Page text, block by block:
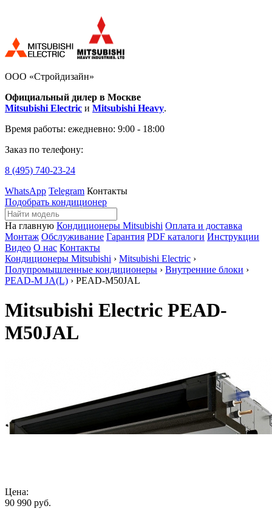
ООО «Стройдизайн»
Официальный дилер в Москве
Mitsubishi Electric и Mitsubishi Heavy.
Время работы: ежедневно: 9:00 - 18:00
Заказ по телефону:
8 (495) 740-23-24
WhatsApp Telegram Контакты
Подобрать кондиционер
На главную Кондиционеры Mitsubishi Оплата и доставка
Монтаж Обслуживание Гарантия PDF каталоги Инструкции
Видео О нас Контакты
Кондиционеры Mitsubishi › Mitsubishi Electric ›
Полупромышленные кондиционеры › Внутренние блоки ›
PEAD-M JA(L) › PEAD-M50JAL
Mitsubishi Electric PEAD-
M50JAL
Цена:
90 990 руб.